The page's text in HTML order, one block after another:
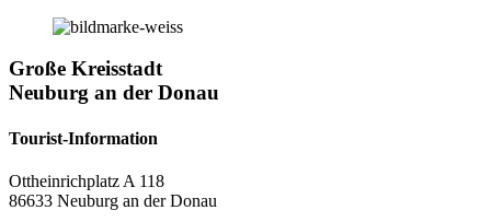
Große Kreisstadt
Neuburg an der Donau
Tourist-Information
Ottheinrichplatz A 118
86633 Neuburg an der Donau